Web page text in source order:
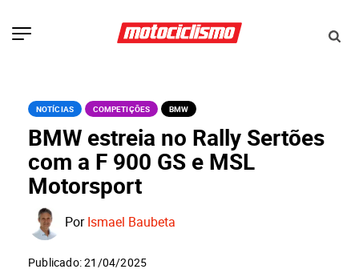
NOTÍCIAS COMPETIÇÕES BMW
BMW estreia no Rally Sertões
com a F 900 GS e MSL
Motorsport
PorIsmael Baubeta
Publicado: 21/04/2025